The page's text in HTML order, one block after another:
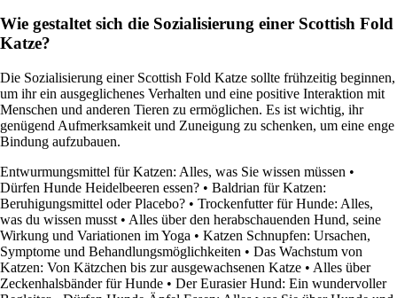
Wie gestaltet sich die Sozialisierung einer Scottish Fold
Katze?
Die Sozialisierung einer Scottish Fold Katze sollte frühzeitig beginnen,
um ihr ein ausgeglichenes Verhalten und eine positive Interaktion mit
Menschen und anderen Tieren zu ermöglichen. Es ist wichtig, ihr
genügend Aufmerksamkeit und Zuneigung zu schenken, um eine enge
Bindung aufzubauen.
Entwurmungsmittel für Katzen: Alles, was Sie wissen müssen •
Dürfen Hunde Heidelbeeren essen? • Baldrian für Katzen:
Beruhigungsmittel oder Placebo? • Trockenfutter für Hunde: Alles,
was du wissen musst • Alles über den herabschauenden Hund, seine
Wirkung und Variationen im Yoga • Katzen Schnupfen: Ursachen,
Symptome und Behandlungsmöglichkeiten • Das Wachstum von
Katzen: Von Kätzchen bis zur ausgewachsenen Katze • Alles über
Zeckenhalsbänder für Hunde • Der Eurasier Hund: Ein wundervoller